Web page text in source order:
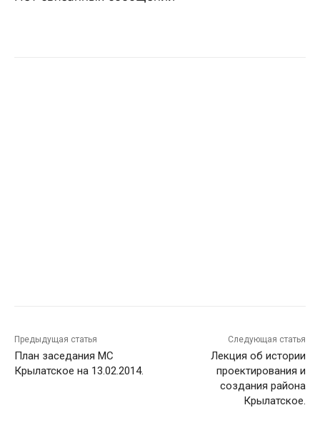
Предыдущая статья
План заседания МС
Крылатское на 13.02.2014.
Следующая статья
Лекция об истории
проектирования и
создания района
Крылатское.